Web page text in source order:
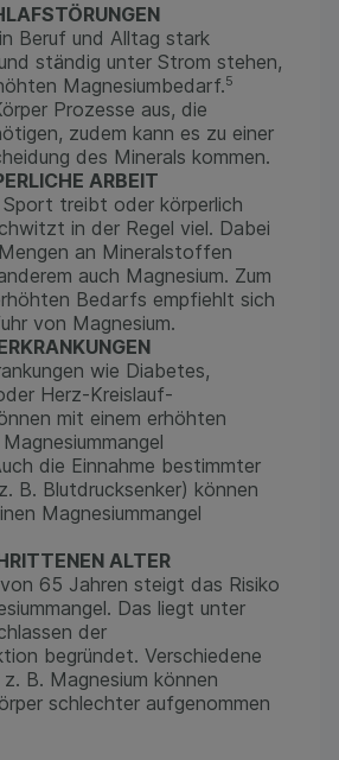
Beruf und Alltag stark
ständig unter Strom stehen,
Magnesiumbedarf.5
Prozesse aus, die
zudem kann es zu einer
des Minerals kommen.
ARBEIT
Sport treibt oder körperlich
in der Regel viel. Dabei
an Mineralstoffen
auch Magnesium. Zum
Bedarfs empfiehlt sich
von Magnesium.
wie Diabetes,
Herz-Kreislauf-
mit einem erhöhten
die Einnahme bestimmter
B. Blutdrucksenker) können
Magnesiummangel
ALTER
65 Jahren steigt das Risiko
Das liegt unter
der
begründet. Verschiedene
B. Magnesium können
schlechter aufgenommen